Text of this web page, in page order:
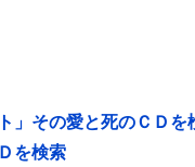
」その愛と死のＣＤを
を検索